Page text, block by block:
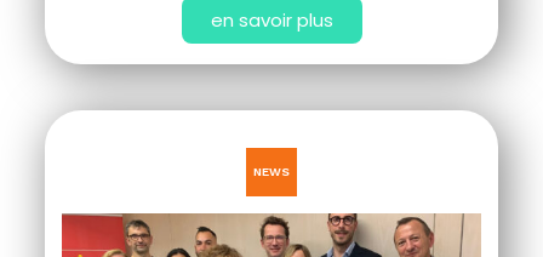
en savoir plus
NEWS